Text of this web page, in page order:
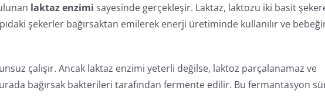
laktaz enzimi sayesinde gerçekleşir. Laktaz, laktozu iki basit
şekerler bağırsaktan emilerek enerji üretiminde kullanılır ve
çalışır. Ancak laktaz enzimi yeterli değilse, laktoz parçalanamaz ve
bağırsak bakterileri tarafından fermente edilir. Bu fermantasyon